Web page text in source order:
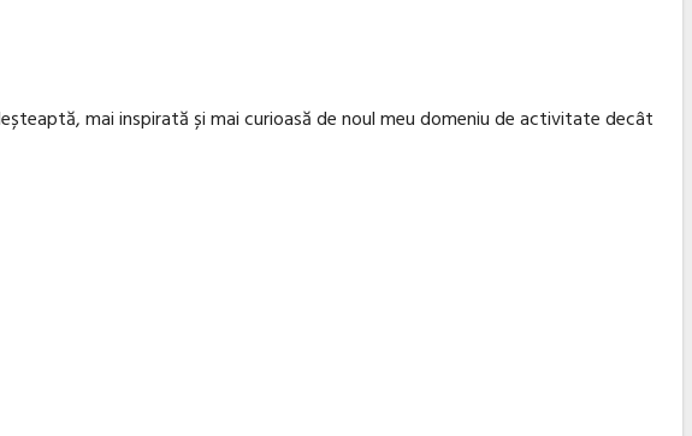
mai inspirată și mai curioasă de noul meu domeniu de activitate decât